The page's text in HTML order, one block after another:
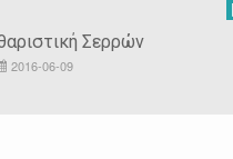
Σερρών
2016-06-09